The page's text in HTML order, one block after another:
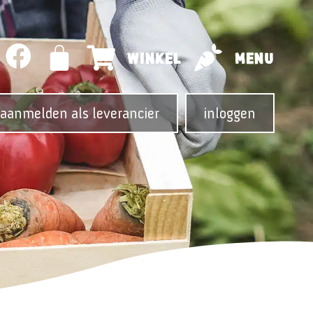
WINKEL MENU
aanmelden als leverancier inloggen